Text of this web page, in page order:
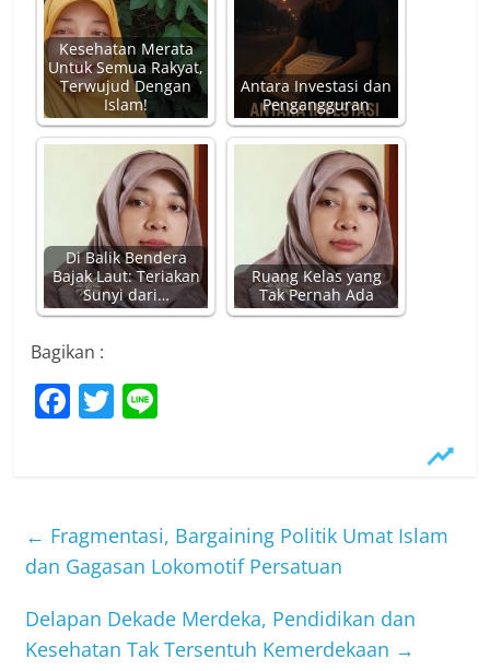
Kesehatan Merata
Untuk Semua Rakyat,
Terwujud Dengan
Islam!
Antara Investasi dan
Pengangguran
Di Balik Bendera
Bajak Laut: Teriakan
Sunyi dari…
Ruang Kelas yang
Tak Pernah Ada
Bagikan :
F
b
o
o
k
T
← Fragmentasi, Bargaining Politik Umat Islam
dan Gagasan Lokomotif Persatuan
Delapan Dekade Merdeka, Pendidikan dan
Kesehatan Tak Tersentuh Kemerdekaan →